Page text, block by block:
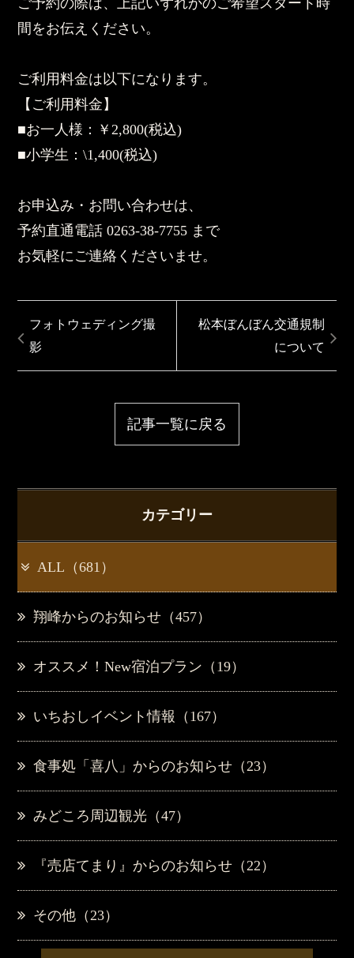
間をお伝えください。
ご利用料金は以下になります。
【ご利用料金】
■お一人様：￥2,800(税込)
■小学生：\1,400(税込)
お申込み・お問い合わせは、
予約直通電話 0263-38-7755 まで
お気軽にご連絡くださいませ。
フォトウェディング撮
影
松本ぼんぼん交通規制
について
記事一覧に戻る
カテゴリー
ALL（681）
翔峰からのお知らせ（457）
オススメ！New宿泊プラン（19）
いちおしイベント情報（167）
食事処「喜八」からのお知らせ（23）
みどころ周辺観光（47）
『売店てまり』からのお知らせ（22）
その他（23）